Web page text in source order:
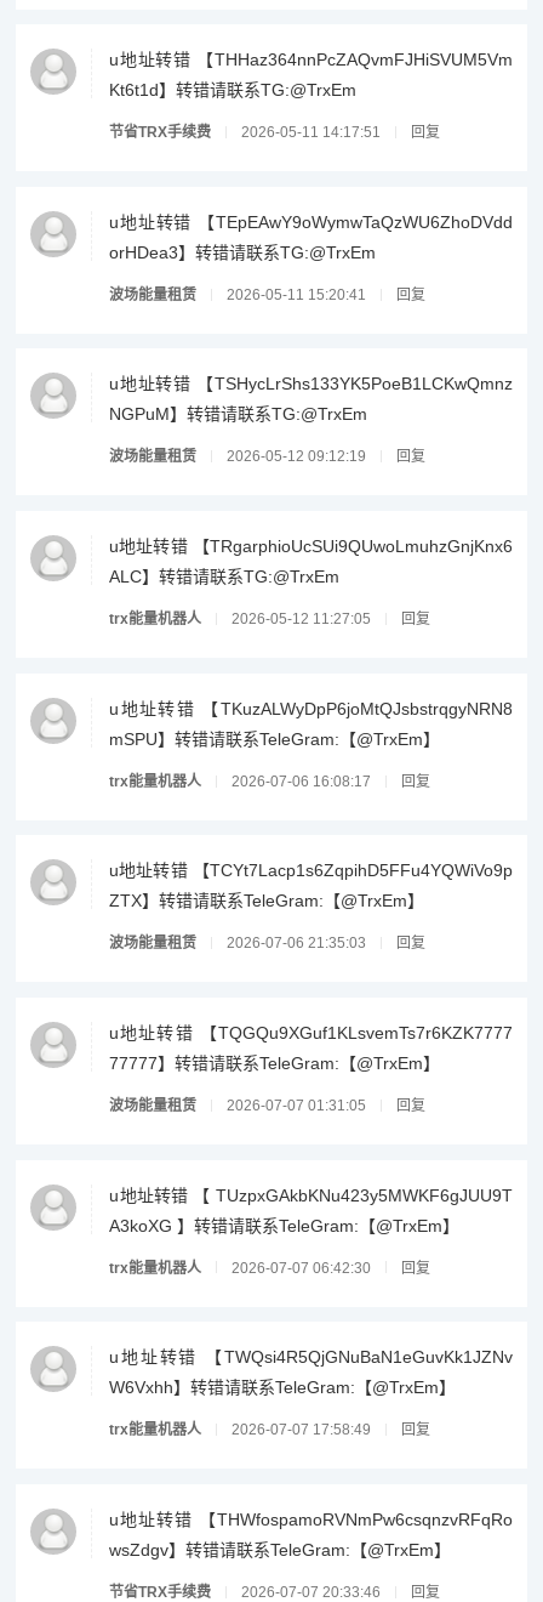
u地址转错 【THHaz364nnPcZAQvmFJHiSVUM5Vm
Kt6t1d】转错请联系TG:@TrxEm
节省TRX手续费 2026-05-11 14:17:51 回复
u地址转错 【TEpEAwY9oWymwTaQzWU6ZhoDVdd
orHDea3】转错请联系TG:@TrxEm
波场能量租赁 2026-05-11 15:20:41 回复
u地址转错 【TSHycLrShs133YK5PoeB1LCKwQmnz
NGPuM】转错请联系TG:@TrxEm
波场能量租赁 2026-05-12 09:12:19 回复
u地址转错 【TRgarphioUcSUi9QUwoLmuhzGnjKnx6
ALC】转错请联系TG:@TrxEm
trx能量机器人 2026-05-12 11:27:05 回复
u地址转错 【TKuzALWyDpP6joMtQJsbstrqgyNRN8
mSPU】转错请联系TeleGram:【@TrxEm】
trx能量机器人 2026-07-06 16:08:17 回复
u地址转错 【TCYt7Lacp1s6ZqpihD5FFu4YQWiVo9p
ZTX】转错请联系TeleGram:【@TrxEm】
波场能量租赁 2026-07-06 21:35:03 回复
u地址转错 【TQGQu9XGuf1KLsvemTs7r6KZK7777
77777】转错请联系TeleGram:【@TrxEm】
波场能量租赁 2026-07-07 01:31:05 回复
u地址转错 【 TUzpxGAkbKNu423y5MWKF6gJUU9T
A3koXG 】转错请联系TeleGram:【@TrxEm】
trx能量机器人 2026-07-07 06:42:30 回复
u地址转错 【TWQsi4R5QjGNuBaN1eGuvKk1JZNv
W6Vxhh】转错请联系TeleGram:【@TrxEm】
trx能量机器人 2026-07-07 17:58:49 回复
u地址转错 【THWfospamoRVNmPw6csqnzvRFqRo
wsZdgv】转错请联系TeleGram:【@TrxEm】
节省TRX手续费 2026-07-07 20:33:46 回复